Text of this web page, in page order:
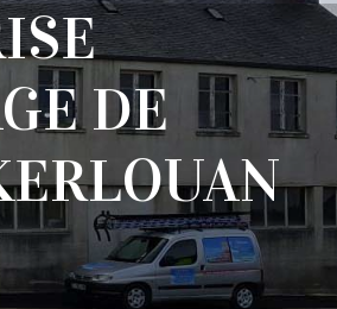
DE